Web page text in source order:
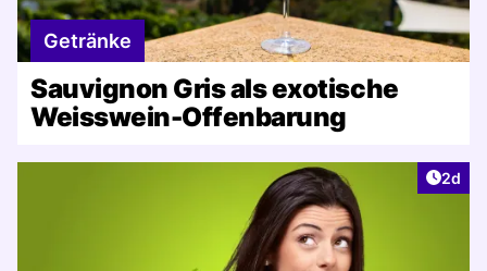
Getränke
Sauvignon Gris als exotische
Weisswein-Offenbarung
2d